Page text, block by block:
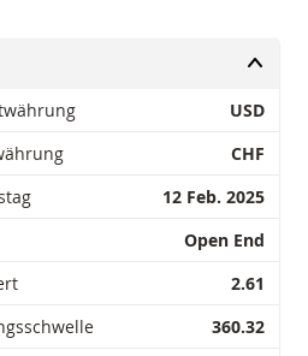
USD
CHF
12 Feb. 2025
Open End
2.61
360.32